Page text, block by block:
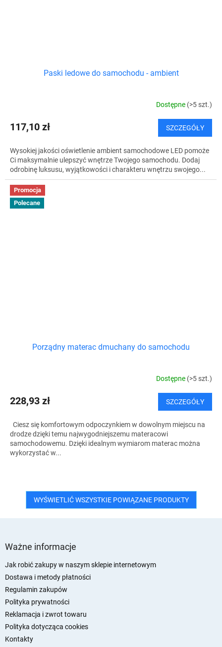
Paski ledowe do samochodu - ambient
Dostępne (>5 szt.)
117,10 zł SZCZEGÓŁY
Wysokiej jakości oświetlenie ambient samochodowe LED pomoże
Ci maksymalnie ulepszyć wnętrze Twojego samochodu. Dodaj
odrobinę luksusu, wyjątkowości i charakteru wnętrzu swojego...
Promocja
Polecane
Porządny materac dmuchany do samochodu
Dostępne (>5 szt.)
228,93 zł SZCZEGÓŁY
Ciesz się komfortowym odpoczynkiem w dowolnym miejscu na
drodze dzięki temu najwygodniejszemu materacowi
samochodowemu. Dzięki idealnym wymiarom materac można
wykorzystać w...
WYŚWIETLIĆ WSZYSTKIE POWIĄZANE PRODUKTY
Ważne informacje
Jak robić zakupy w naszym sklepie internetowym
Dostawa i metody płatności
Regulamin zakupów
Polityka prywatności
Reklamacja i zwrot towaru
Polityka dotycząca cookies
Kontakty